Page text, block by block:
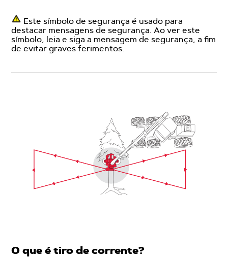
Este símbolo de segurança é usado para
destacar mensagens de segurança. Ao ver este
símbolo, leia e siga a mensagem de segurança, a fim
de evitar graves ferimentos.
O que é tiro de corrente?